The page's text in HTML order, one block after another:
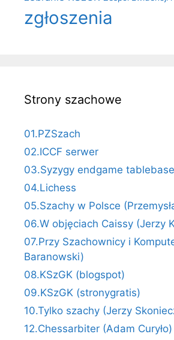
zgłoszenia
Strony szachowe
01.PZSzach
02.ICCF serwer
03.Syzygy endgame
04.Lichess
05.Szachy w Polsce
06.W objęciach Caissy (Jerzy
07.Przy Szachownicy i
Baranowski)
08.KSzGK (blogspot)
09.KSzGK (stronygratis)
10.Tylko szachy (Jerzy
12.Chessarbiter (Adam Curyło)